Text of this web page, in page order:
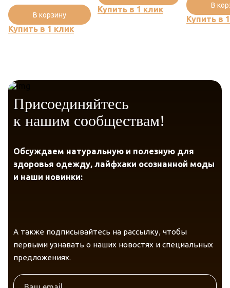
Купить в 1 клик
В корзину
Купить в 1 клик
Купить в
В
Присоединяйтесь
к нашим сообществам!
Обсуждаем натуральную и полезную для
здоровья одежду, лайфхаки осознанной моды
и наши новинки:
А также подписывайтесь на рассылку, чтобы
первыми узнавать о наших новостях и специальных
предложениях.